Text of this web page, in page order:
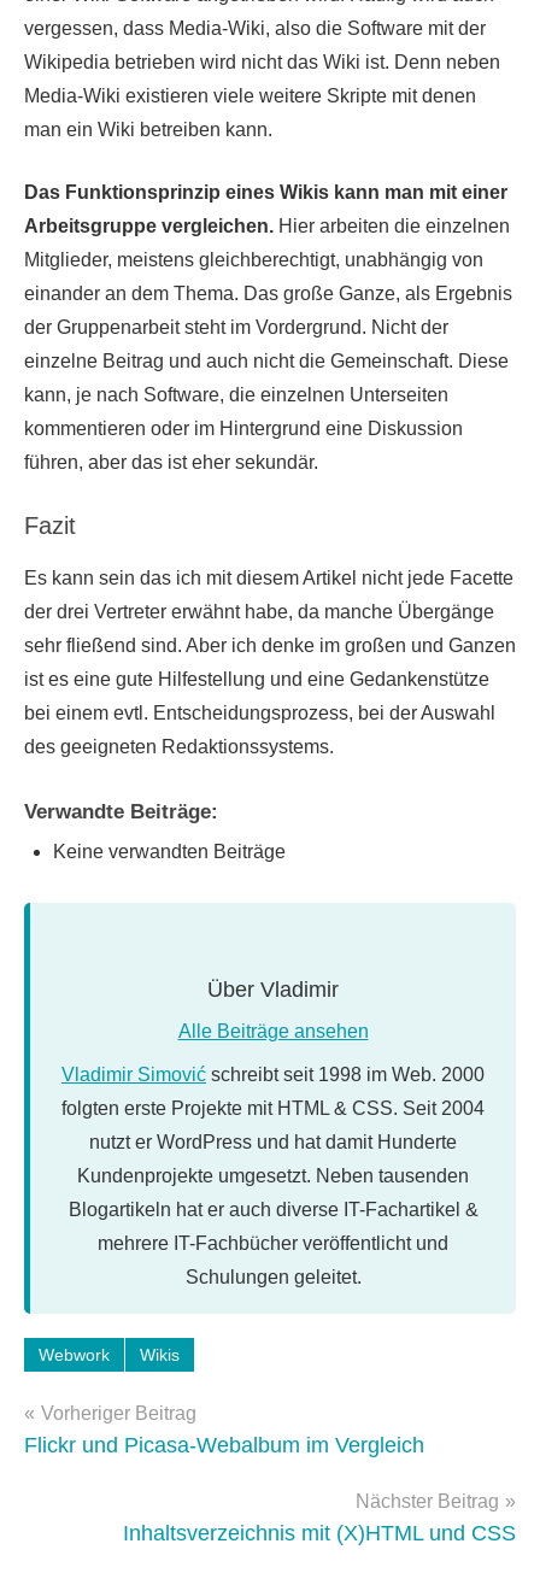
vergessen, dass Media-Wiki, also die Software mit der
Wikipedia betrieben wird nicht das Wiki ist. Denn neben
Media-Wiki existieren viele weitere Skripte mit denen
man ein Wiki betreiben kann.
Das Funktionsprinzip eines Wikis kann man mit einer
Arbeitsgruppe vergleichen. Hier arbeiten die einzelnen
Mitglieder, meistens gleichberechtigt, unabhängig von
einander an dem Thema. Das große Ganze, als Ergebnis
der Gruppenarbeit steht im Vordergrund. Nicht der
einzelne Beitrag und auch nicht die Gemeinschaft. Diese
kann, je nach Software, die einzelnen Unterseiten
kommentieren oder im Hintergrund eine Diskussion
führen, aber das ist eher sekundär.
Fazit
Es kann sein das ich mit diesem Artikel nicht jede Facette
der drei Vertreter erwähnt habe, da manche Übergänge
sehr fließend sind. Aber ich denke im großen und Ganzen
ist es eine gute Hilfestellung und eine Gedankenstütze
bei einem evtl. Entscheidungsprozess, bei der Auswahl
des geeigneten Redaktionssystems.
Verwandte Beiträge:
Keine verwandten Beiträge
Über Vladimir
Alle Beiträge ansehen
Vladimir Simović schreibt seit 1998 im Web. 2000
folgten erste Projekte mit HTML & CSS. Seit 2004
nutzt er WordPress und hat damit Hunderte
Kundenprojekte umgesetzt. Neben tausenden
Blogartikeln hat er auch diverse IT-Fachartikel &
mehrere IT-Fachbücher veröffentlicht und
Schulungen geleitet.
Webwork Wikis
Beitragsnavigation
Vorheriger Beitrag
Flickr und Picasa-Webalbum im Vergleich
Nächster Beitrag
Inhaltsverzeichnis mit (X)HTML und CSS